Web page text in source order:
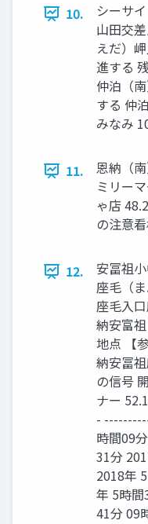
10.
シーサ
山田交
えだ）
進する
仲泊（
する 仲
みなみ
11.
恩納（
ミリー
ゃ店
の注意
12.
安冨祖
座毛（
座毛入
納安富
地点 【
納安冨
の信号
ナー
-
時間09
31分
2018年
年 5時
41分 09